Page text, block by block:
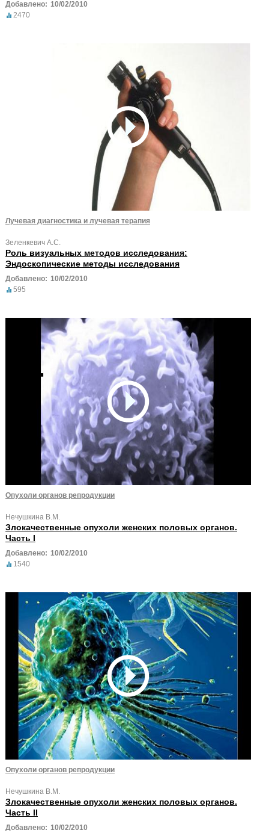
Добавлено: 10/02/2010
2470
Лучевая диагностика и лучевая терапия
Зеленкевич А.С.
Роль визуальных методов исследования:
Эндоскопические методы исследования
Добавлено: 10/02/2010
595
Опухоли органов репродукции
Нечушкина В.М.
Злокачественные опухоли женских половых органов.
Часть I
Добавлено: 10/02/2010
1540
Опухоли органов репродукции
Нечушкина В.М.
Злокачественные опухоли женских половых органов.
Часть II
Добавлено: 10/02/2010